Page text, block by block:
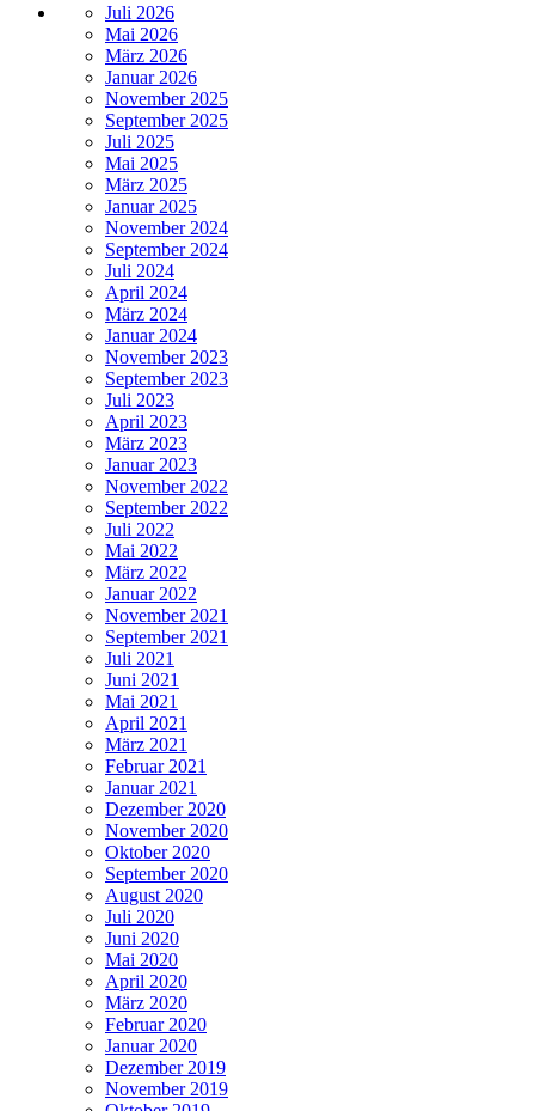
Juli 2026
Mai 2026
März 2026
Januar 2026
November 2025
September 2025
Juli 2025
Mai 2025
März 2025
Januar 2025
November 2024
September 2024
Juli 2024
April 2024
März 2024
Januar 2024
November 2023
September 2023
Juli 2023
April 2023
März 2023
Januar 2023
November 2022
September 2022
Juli 2022
Mai 2022
März 2022
Januar 2022
November 2021
September 2021
Juli 2021
Juni 2021
Mai 2021
April 2021
März 2021
Februar 2021
Januar 2021
Dezember 2020
November 2020
Oktober 2020
September 2020
August 2020
Juli 2020
Juni 2020
Mai 2020
April 2020
März 2020
Februar 2020
Januar 2020
Dezember 2019
November 2019